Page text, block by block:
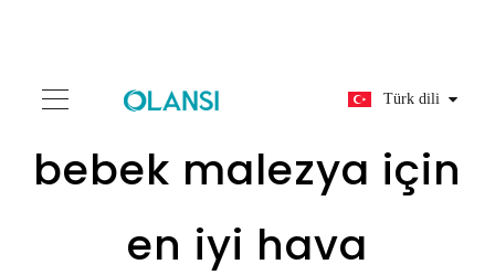
Türk dili
bebek malezya için
en iyi hava